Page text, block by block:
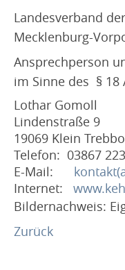
Landesverband
Mecklenburg-
Ansprechperson
im Sinne des § 18
Lothar Gomoll
Lindenstraße 9
19069 Klein
Telefon: 03867 223
E-Mail:
Internet:
Bildernachweis:
Zurück